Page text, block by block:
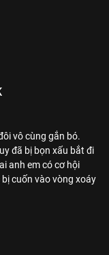
vô cùng gắn bó.
đã bị bọn xấu bắt đi
anh em có cơ hội
cuốn vào vòng xoáy